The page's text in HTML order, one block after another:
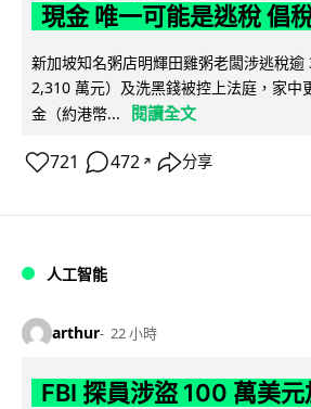
現金 唯一可能是逃稅 倡
新加坡知名粥店明輝田雞粥老闆涉逃稅
2,310 萬元）及洗黑錢被控上法庭，家中
金（約港幣...
閱讀全文
721 472 ↗ 分享
人工智能
arthur 22 小時
FBI 探員涉盜 100 萬美